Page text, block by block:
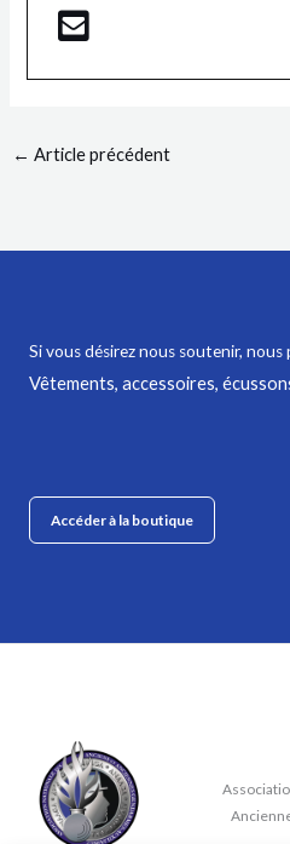
← Article précédent
Si vous désirez nous soutenir, nous
Vêtements, accessoires,
Accéder à la boutique